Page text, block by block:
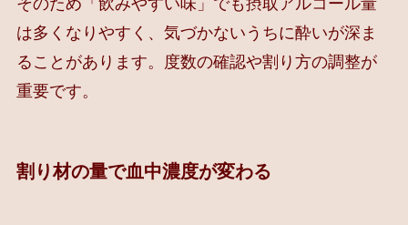
は多くなりやすく、気づかないうちに酔いが深ま
ることがあります。度数の確認や割り方の調整が
重要です。
割り材の量で血中濃度が変わる